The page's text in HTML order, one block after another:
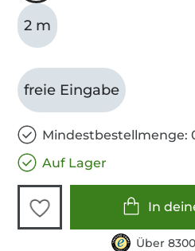
2 m
freie Eingabe
Mindestbestellmenge:
Auf Lager
In
Über